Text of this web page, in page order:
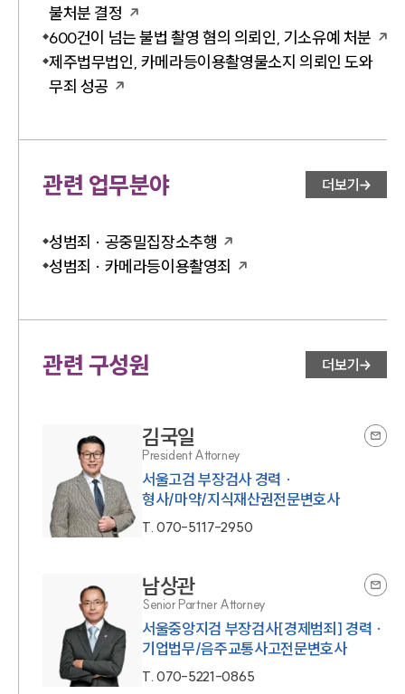
불처분 결정
600건이 넘는 불법 촬영 혐의 의뢰인, 기소유예 처분
제주법무법인, 카메라등이용촬영물소지 의뢰인 도와
무죄 성공
관련 업무분야 더보기
성범죄 · 공중밀집장소추행
성범죄 · 카메라등이용촬영죄
관련 구성원 더보기
김국일
President Attorney
서울고검 부장검사 경력 ·
형사/마약/지식재산권전문변호사
T.070-5117-2950
남상관
Senior Partner Attorney
서울중앙지검 부장검사[경제범죄] 경력 ·
기업법무/음주교통사고전문변호사
T.070-5221-0865